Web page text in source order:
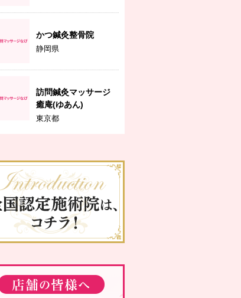
かつ鍼灸整骨院
静岡県
訪問鍼灸マッサージ
癒庵(ゆあん)
東京都